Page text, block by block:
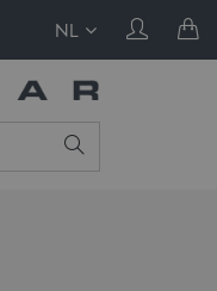
NL